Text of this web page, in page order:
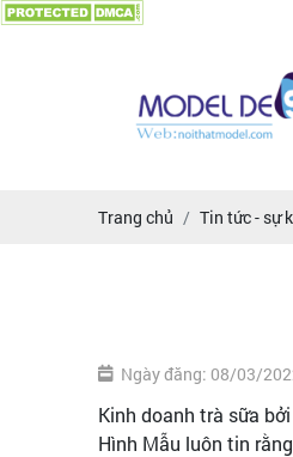
Trang chủ Tin tức - sự
Ngày đăng: 08/03/
Kinh doanh trà sữa
Hình Mẫu luôn tin